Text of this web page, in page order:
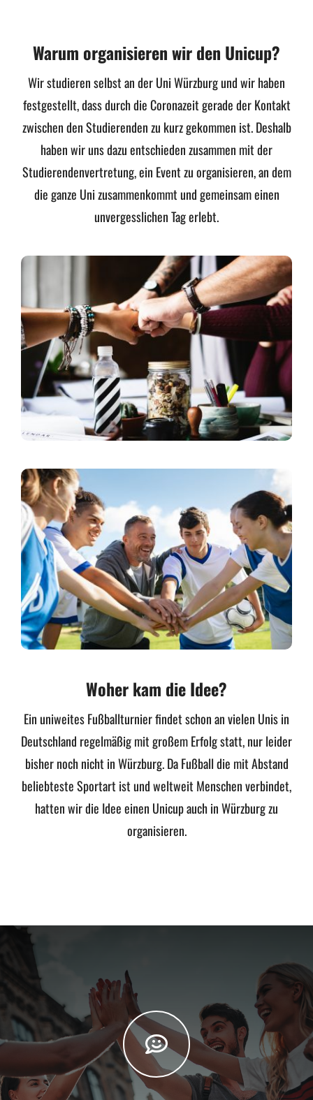
Warum organisieren wir den Unicup?
Wir studieren selbst an der Uni Würzburg und wir haben
festgestellt, dass durch die Coronazeit gerade der Kontakt
zwischen den Studierenden zu kurz gekommen ist. Deshalb
haben wir uns dazu entschieden zusammen mit der
Studierendenvertretung, ein Event zu organisieren, an dem
die ganze Uni zusammenkommt und gemeinsam einen
unvergesslichen Tag erlebt.
Woher kam die Idee?
Ein uniweites Fußballturnier findet schon an vielen Unis in
Deutschland regelmäßig mit großem Erfolg statt, nur leider
bisher noch nicht in Würzburg. Da Fußball die mit Abstand
beliebteste Sportart ist und weltweit Menschen verbindet,
hatten wir die Idee einen Unicup auch in Würzburg zu
organisieren.